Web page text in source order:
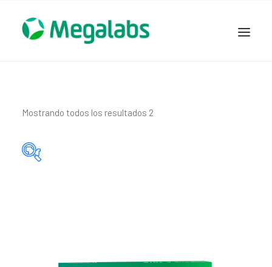
MEGASALUD
TRABAJAR EN MEGALABS
Mostrando todos los resultados 2